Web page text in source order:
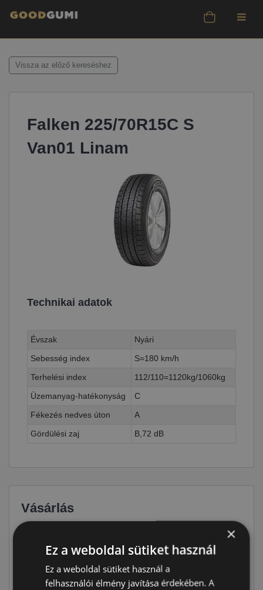
Vissza az előző kereséshez
Falken 225/70R15C S
Van01 Linam
Technikai adatok
Évszak
Nyári
Sebesség index
S=180 km/h
Terhelési index
112/110=1120kg/1060kg
Üzemanyag-hatékonyság
C
Fékezés nedves úton
A
Gördülési zaj
B,72 dB
Vásárlás
37 990 Ft
Raktáron:
×
Ez a weboldal sütiket használ
Ez a weboldal sütiket használ a
felhasználói élmény javítása érdekében. A